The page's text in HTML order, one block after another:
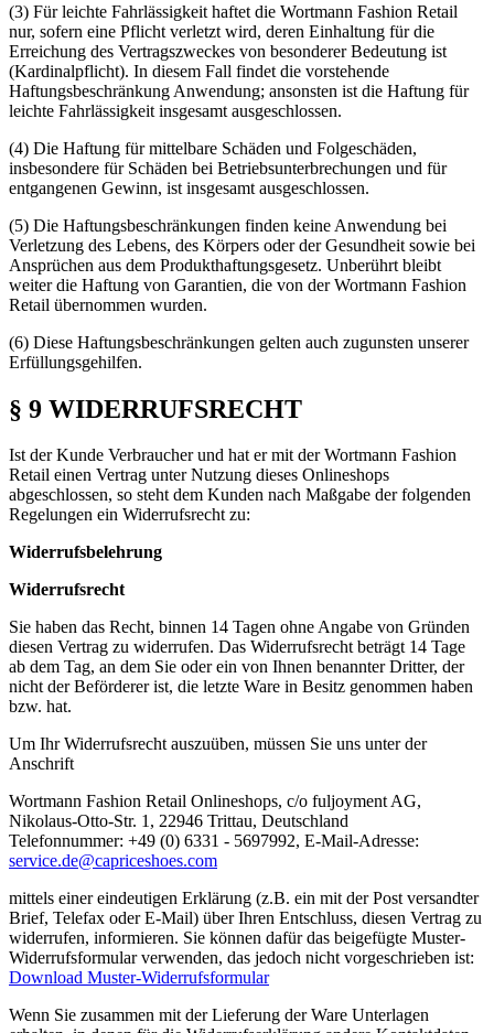
(3) Für leichte Fahrlässigkeit haftet die Wortmann Fashion Retail
nur, sofern eine Pflicht verletzt wird, deren Einhaltung für die
Erreichung des Vertragszweckes von besonderer Bedeutung ist
(Kardinalpflicht). In diesem Fall findet die vorstehende
Haftungsbeschränkung Anwendung; ansonsten ist die Haftung für
leichte Fahrlässigkeit insgesamt ausgeschlossen.
(4) Die Haftung für mittelbare Schäden und Folgeschäden,
insbesondere für Schäden bei Betriebsunterbrechungen und für
entgangenen Gewinn, ist insgesamt ausgeschlossen.
(5) Die Haftungsbeschränkungen finden keine Anwendung bei
Verletzung des Lebens, des Körpers oder der Gesundheit sowie bei
Ansprüchen aus dem Produkthaftungsgesetz. Unberührt bleibt
weiter die Haftung von Garantien, die von der Wortmann Fashion
Retail übernommen wurden.
(6) Diese Haftungsbeschränkungen gelten auch zugunsten unserer
Erfüllungsgehilfen.
§ 9 WIDERRUFSRECHT
Ist der Kunde Verbraucher und hat er mit der Wortmann Fashion
Retail einen Vertrag unter Nutzung dieses Onlineshops
abgeschlossen, so steht dem Kunden nach Maßgabe der folgenden
Regelungen ein Widerrufsrecht zu:
Widerrufsbelehrung
Widerrufsrecht
Sie haben das Recht, binnen 14 Tagen ohne Angabe von Gründen
diesen Vertrag zu widerrufen. Das Widerrufsrecht beträgt 14 Tage
ab dem Tag, an dem Sie oder ein von Ihnen benannter Dritter, der
nicht der Beförderer ist, die letzte Ware in Besitz genommen haben
bzw. hat.
Um Ihr Widerrufsrecht auszuüben, müssen Sie uns unter der
Anschrift
Wortmann Fashion Retail Onlineshops, c/o fuljoyment AG,
Nikolaus-Otto-Str. 1, 22946 Trittau, Deutschland
Telefonnummer: +49 (0) 6331 - 5697992, E-Mail-Adresse:
service.de@capriceshoes.com
mittels einer eindeutigen Erklärung (z.B. ein mit der Post versandter
Brief, Telefax oder E-Mail) über Ihren Entschluss, diesen Vertrag zu
widerrufen, informieren. Sie können dafür das beigefügte Muster-
Widerrufsformular verwenden, das jedoch nicht vorgeschrieben ist:
Download Muster-Widerrufsformular
Wenn Sie zusammen mit der Lieferung der Ware Unterlagen